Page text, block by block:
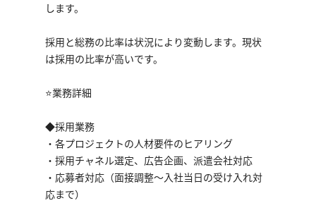
します。
採用と総務の比率は状況により変動します。現状
は採用の比率が高いです。
⭐業務詳細
◆採用業務
・各プロジェクトの人材要件のヒアリング
・採用チャネル選定、広告企画、派遣会社対応
・応募者対応（面接調整〜入社当日の受け入れ対
応まで）